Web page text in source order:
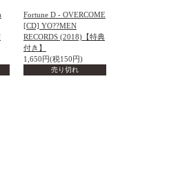
Fortune D - OVERCOME
[CD] YO??MEN
RECORDS (2018)【特典
付き】
1,650円(税150円)
売り切れ